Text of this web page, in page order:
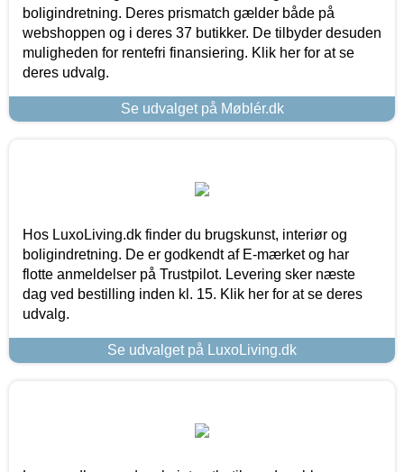
boligindretning. Deres prismatch gælder både på
webshoppen og i deres 37 butikker. De tilbyder desuden
muligheden for rentefri finansiering. Klik her for at se
deres udvalg.
Se udvalget på Møblér.dk
Hos LuxoLiving.dk finder du brugskunst, interiør og
boligindretning. De er godkendt af E-mærket og har
flotte anmeldelser på Trustpilot. Levering sker næste
dag ved bestilling inden kl. 15. Klik her for at se deres
udvalg.
Se udvalget på LuxoLiving.dk